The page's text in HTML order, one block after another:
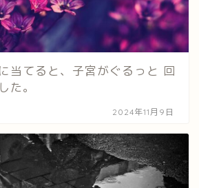
当てると、子宮がぐるっと 回
た。
2024年11月9日